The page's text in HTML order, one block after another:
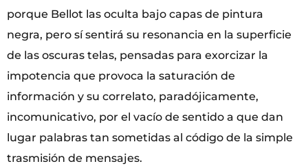
porque Bellot las oculta bajo capas de pintura
negra, pero sí sentirá su resonancia en la superficie
de las oscuras telas, pensadas para exorcizar la
impotencia que provoca la saturación de
información y su correlato, paradójicamente,
incomunicativo, por el vacío de sentido a que dan
lugar palabras tan sometidas al código de la simple
trasmisión de mensajes.